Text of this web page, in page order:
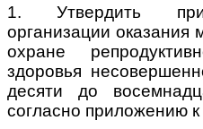
1. Утвердить
организации
охране
здоровья
десяти до
согласно приложению